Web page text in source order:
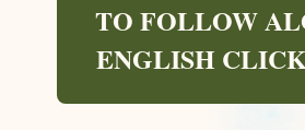
TO FOLLOW
ENGLISH